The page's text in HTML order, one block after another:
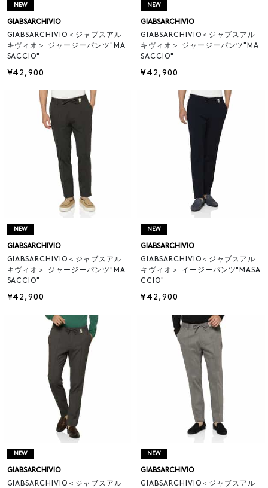
NEW
GIABSARCHIVIO
GIABSARCHIVIO＜ジャブスアル
キヴィオ＞ ジャージーパンツ"MA
SACCIO"
¥42,900
NEW
GIABSARCHIVIO
GIABSARCHIVIO＜ジャブスアル
キヴィオ＞ ジャージーパンツ"MA
SACCIO"
¥42,900
NEW
GIABSARCHIVIO
GIABSARCHIVIO＜ジャブスアル
キヴィオ＞ ジャージーパンツ"MA
SACCIO"
¥42,900
NEW
GIABSARCHIVIO
GIABSARCHIVIO＜ジャブスアル
キヴィオ＞ イージーパンツ"MASA
CCIO"
¥42,900
NEW
GIABSARCHIVIO
GIABSARCHIVIO＜ジャブスアル
NEW
GIABSARCHIVIO
GIABSARCHIVIO＜ジャブスアル